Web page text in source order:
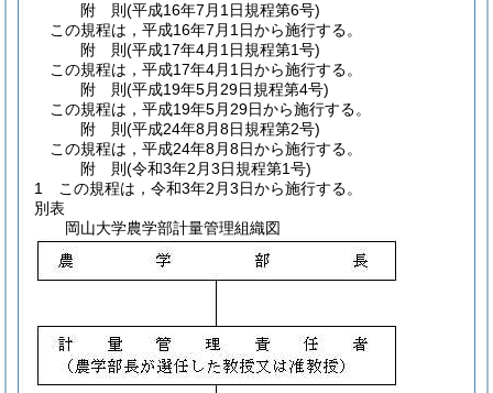
附 則(平成16年7月1日規程第6号)
この規程は，平成16年7月1日から施行する。
附 則(平成17年4月1日規程第1号)
この規程は，平成17年4月1日から施行する。
附 則(平成19年5月29日規程第4号)
この規程は，平成19年5月29日から施行する。
附 則(平成24年8月8日規程第2号)
この規程は，平成24年8月8日から施行する。
附 則(令和3年2月3日規程第1号)
1
この規程は，令和3年2月3日から施行する。
別表
岡山大学農学部計量管理組織図